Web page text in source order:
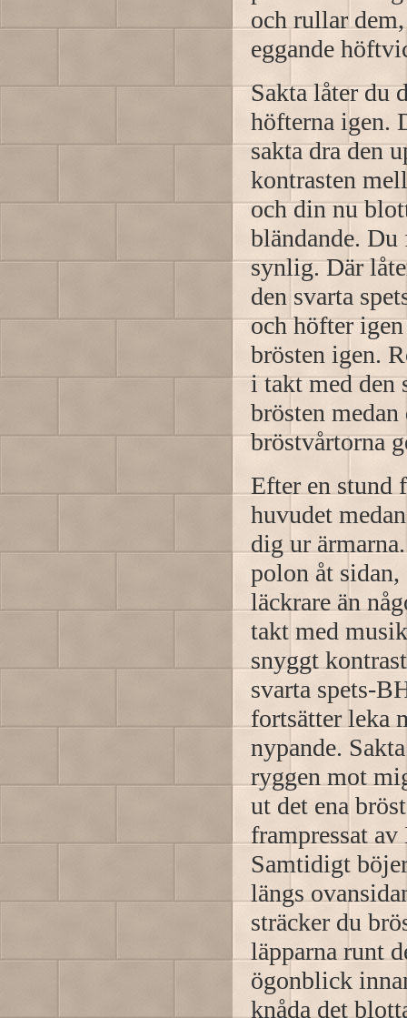
och rullar
eggande
Sakta låter du
höfterna igen.
sakta dra den
kontrasten
och din nu
bländande.
synlig. Där
den svarta
och höfter
brösten igen.
i takt med den
brösten
bröstvårtorna
Efter en stund
huvudet
dig ur
polon åt sidan,
läckrare än
takt med
snyggt
svarta spets-
fortsätter leka
nypande.
ryggen mot
ut det ena
frampressat
Samtidigt
längs
sträcker du
läpparna runt
ögonblick
knåda det